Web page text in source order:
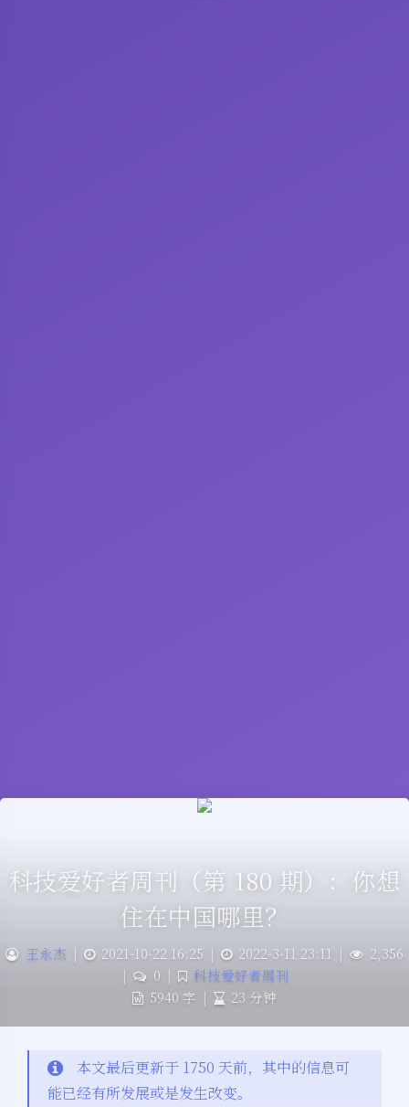
科技爱好者周刊（第 180 期）：你想
住在中国哪里？
王永杰 | 2021-10-22 16:25 | 2022-3-11 23:11 |
2,356
|
0 |
科技爱好者周刊
5940 字 | 23 分钟
本文最后更新于 1750 天前，其中的信息可
能已经有所发展或是发生改变。